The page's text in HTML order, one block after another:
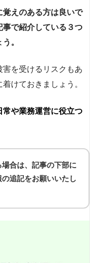
覚えのある方は良いで
で紹介している３つ
。
を受けるリスクもあ
けておきましょう。
や業務運営に役立つ
合は、記事の下部に
の追記をお願いいたし